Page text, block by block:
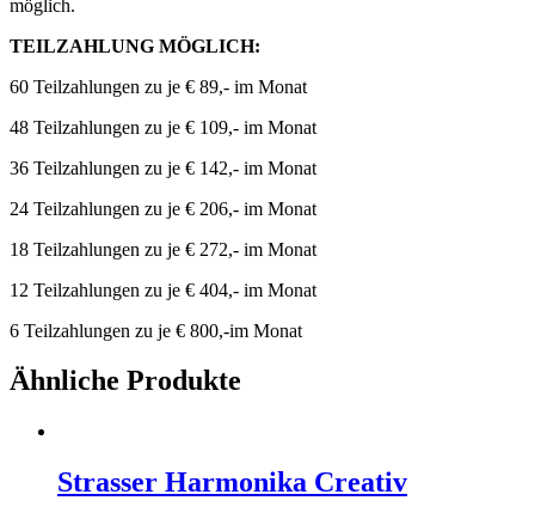
möglich.
TEILZAHLUNG MÖGLICH:
60 Teilzahlungen zu je € 89,- im Monat
48 Teilzahlungen zu je € 109,- im Monat
36 Teilzahlungen zu je € 142,- im Monat
24 Teilzahlungen zu je € 206,- im Monat
18 Teilzahlungen zu je € 272,- im Monat
12 Teilzahlungen zu je € 404,- im Monat
6 Teilzahlungen zu je € 800,-im Monat
Ähnliche Produkte
Strasser Harmonika Creativ